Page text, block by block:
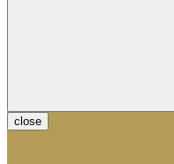
close